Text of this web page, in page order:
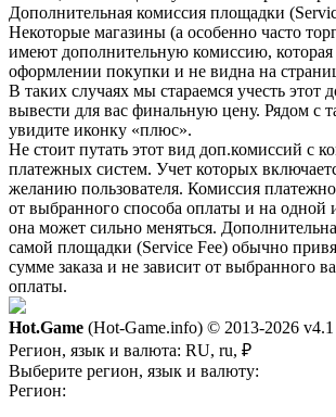
Дополнительная комиссия площадки
Некоторые магазины (а особенно часто
имеют дополнительную комиссию, которая
оформлении покупки и не видна на
В таких случаях мы стараемся учесть этот
вывести для вас финальную цену. Рядом с
увидите иконку «плюс».
Не стоит путать этот вид доп.комиссий с
платежных систем. Учет которых
желанию пользователя. Комиссия
от выбранного способа оплаты и на одной
она может сильно меняться.
самой площадки (Service Fee) обычно
сумме заказа и не зависит от выбранного
оплаты.
Hot.Game (Hot-Game.info) © 2013-2026 v4.1
Регион, язык и валюта: RU, ru, ₽
Выберите регион, язык и валюту:
Регион: